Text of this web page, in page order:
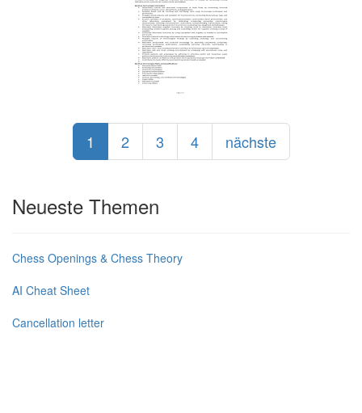
1 2 3 4 nächste
Neueste Themen
Chess Openings & Chess Theory
AI Cheat Sheet
Cancellation letter